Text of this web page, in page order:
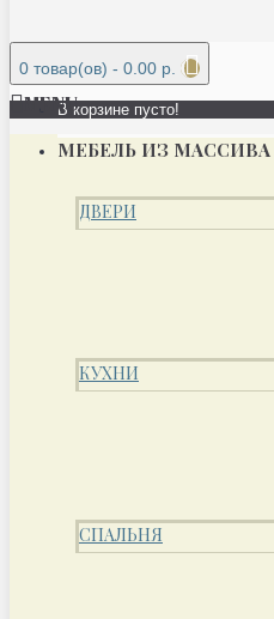
0 товар(ов) - 0.00 р.
В корзине пусто!
MENU
МЕБЕЛЬ ИЗ МАССИВА
ДВЕРИ
КУХНИ
СПАЛЬНЯ